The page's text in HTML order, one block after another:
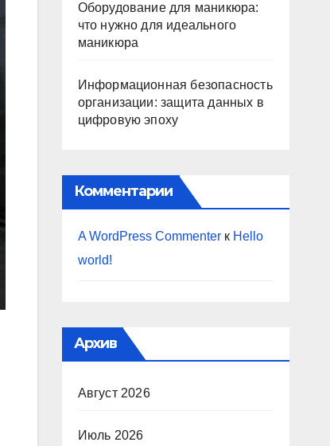
Оборудование для маникюра:
что нужно для идеального
маникюра
Информационная безопасность
организации: защита данных в
цифровую эпоху
Комментарии
A WordPress Commenterк Hello
world!
Архив
Август 2026
Июль 2026